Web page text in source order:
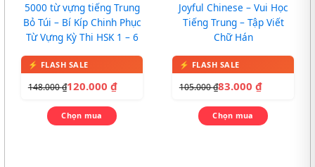
5000 từ vựng tiếng Trung
Bỏ Túi – Bí Kíp Chinh Phục
Từ Vựng Kỳ Thi HSK 1 – 6
148.000₫120.000 ₫
Chọn mua
Joyful Chinese – Vui Học
Tiếng Trung – Tập Viết
Chữ Hán
105.000₫83.000 ₫
Chọn mua